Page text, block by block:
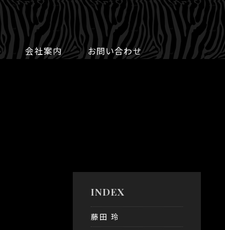
会社案内 お問い合わせ
INDEX
藤田 玲